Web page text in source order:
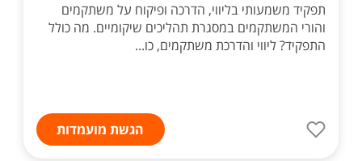
תפקיד משמעותי בליווי, הדרכה ופיקוח על משתקמים
והורי המשתקמים במסגרת תהליכים שיקומיים. מה כולל
התפקיד? ליווי והדרכת משתקמים, כו...
הגשת מועמדות